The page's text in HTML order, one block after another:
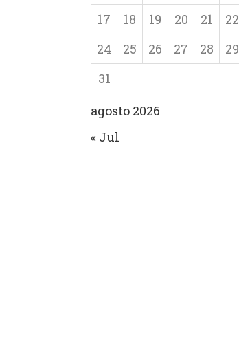
agosto 2026
17
18 19 20 21 22
24
25 26 27 28 29
31
« Jul